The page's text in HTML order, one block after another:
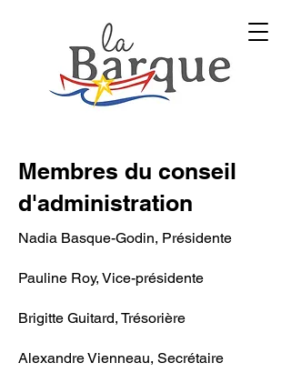
Membres du conseil
d'administration
Nadia Basque-Godin, Présidente
Pauline Roy, Vice-présidente
Brigitte Guitard, Trésorière
Alexandre Vienneau, Secrétaire